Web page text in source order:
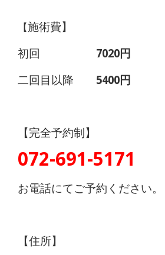
【施術費】
初回 7020円
二回目以降 5400円
【完全予約制】
072-691-5171
お電話にてご予約ください。
【住所】